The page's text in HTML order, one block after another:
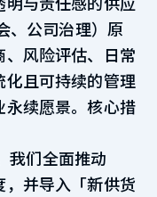
、公司治理）原
风险评估、日常
且可持续的管理
续愿景。核心措
我们全面推动
，并导入「新供货